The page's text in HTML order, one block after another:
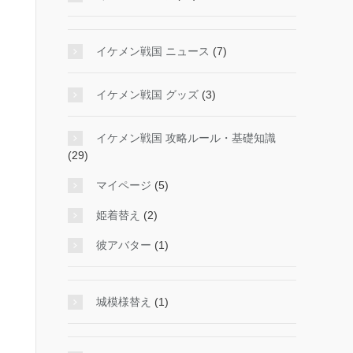
イケメン戦国 ニュース (7)
イケメン戦国 グッズ (3)
イケメン戦国 攻略ルール・基礎知識
(29)
マイページ (5)
姫着替え (2)
彼アバター (1)
城模様替え (1)